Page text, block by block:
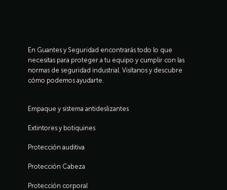
En Guantes y Seguridad encontrarás todo lo que
necesitas para proteger a tu equipo y cumplir con las
normas de seguridad industrial. Visítanos y descubre
cómo podemos ayudarte.
Empaque y sistema antideslizantes
Extintores y botiquines
Protección auditiva
Protección Cabeza
Protección corporal